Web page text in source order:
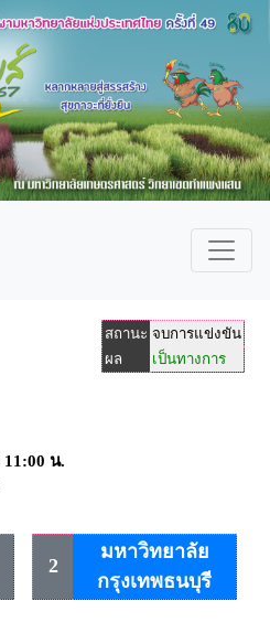
สถานะ จบการแข่งขัน
ผล
เป็นทางการ
11:00 น.
2
มหาวิทยาลัย
กรุงเทพธนบุรี